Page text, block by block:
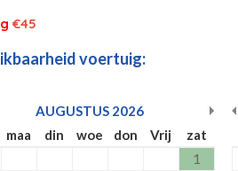
€45
voertuig:
AUGUSTUS 2026
maa din woe don Vrij
zat
1